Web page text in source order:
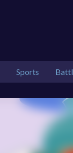
Sports